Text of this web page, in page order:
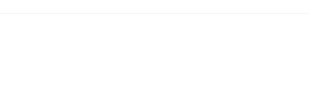
ー付き コンパクト 幅52×奥行58.5×高さ84～96cm テレワーク 在宅